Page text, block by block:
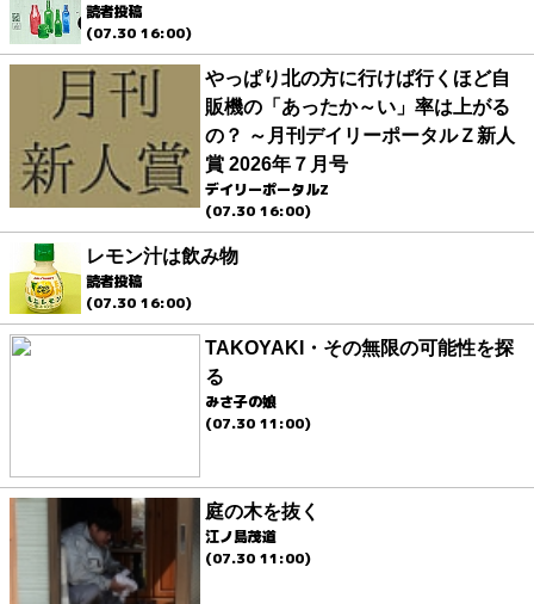
読者投稿
(07.30 16:00)
やっぱり北の方に行けば行くほど自
販機の「あったか～い」率は上がる
の？ ～月刊デイリーポータルＺ新人
賞 2026年７月号
デイリーポータルZ
(07.30 16:00)
レモン汁は飲み物
読者投稿
(07.30 16:00)
TAKOYAKI・その無限の可能性を探
る
みさ子の娘
(07.30 11:00)
庭の木を抜く
江ノ島茂道
(07.30 11:00)